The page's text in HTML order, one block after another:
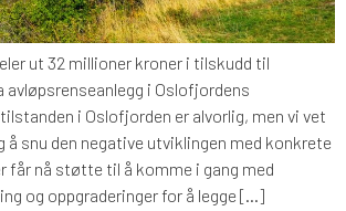
ut 32 millioner kroner i tilskudd til
i Oslofjordens
i Oslofjorden er alvorlig, men vi vet
å snu den negative utviklingen med konkrete
får nå støtte til å komme i gang med
og oppgraderinger for å legge […]